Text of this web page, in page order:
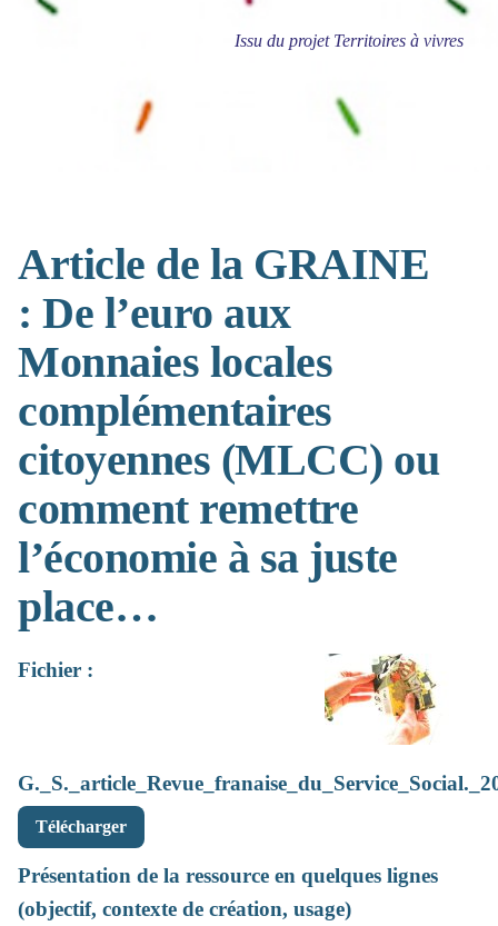
Issu du projet Territoires à vivres
Article de la GRAINE
: De l’euro aux
Monnaies locales
complémentaires
citoyennes (MLCC) ou
comment remettre
l’économie à sa juste
place…
Fichier :
Télécharger
Présentation de la ressource en quelques lignes
(objectif, contexte de création, usage)